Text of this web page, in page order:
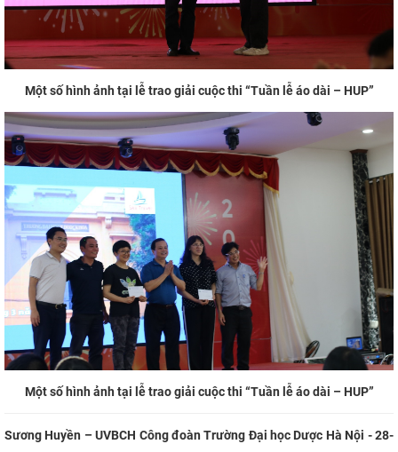
Một số hình ảnh tại lễ trao giải cuộc thi “Tuần lễ áo dài – HUP”
Một số hình ảnh tại lễ trao giải cuộc thi “Tuần lễ áo dài – HUP”
Sương Huyền – UVBCH Công đoàn Trường Đại học Dược Hà Nội - 28-